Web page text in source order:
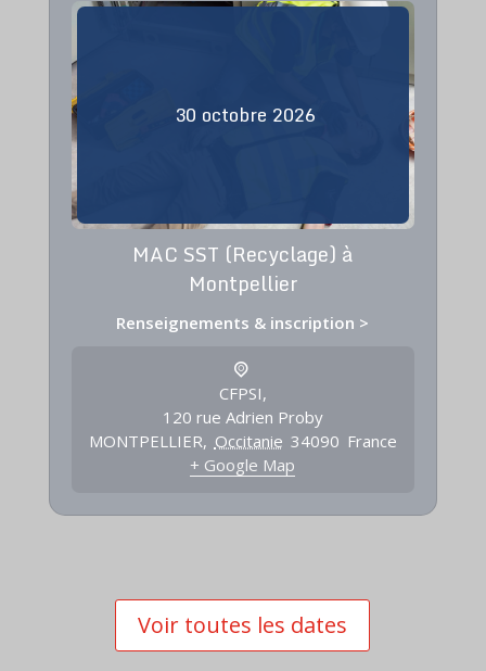
30 octobre 2026
MAC SST (Recyclage) à
Montpellier
Renseignements & inscription >
CFPSI,
120 rue Adrien Proby
MONTPELLIER, Occitanie 34090 France
+ Google Map
Voir toutes les dates